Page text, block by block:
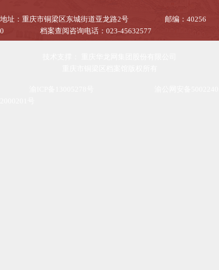
地址：重庆市铜梁区东城街道亚龙路2号
邮编：40256
0
档案查阅咨询电话：023-45632577